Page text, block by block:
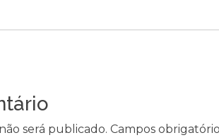
será publicado. Campos